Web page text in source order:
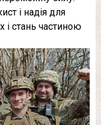
і надія для
стань частиною